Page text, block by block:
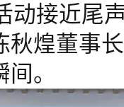
动接近尾
秋煌董事
。